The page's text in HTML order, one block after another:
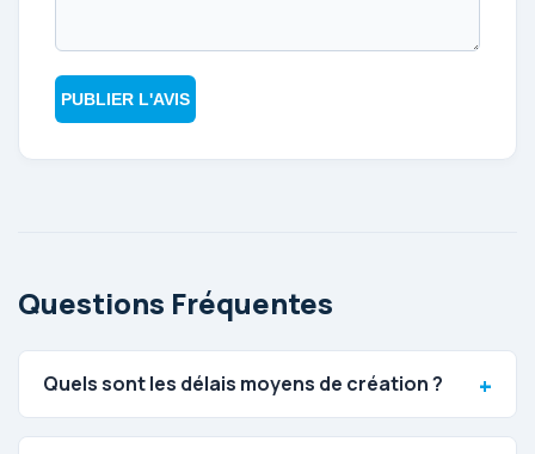
PUBLIER L'AVIS
Questions Fréquentes
Quels sont les délais moyens de création ?